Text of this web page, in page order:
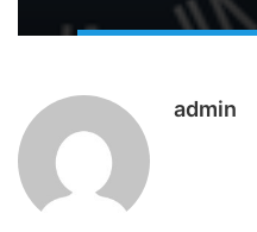
admin